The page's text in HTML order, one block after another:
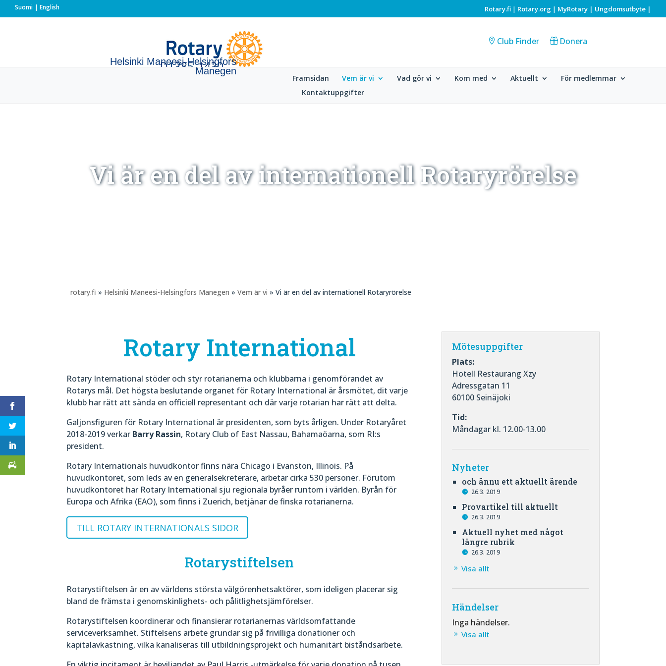
Suomi English Rotary.fi | Rotary.org | MyRotary | Ungdomsutbyte |
Helsinki Maneesi-Helsingfors
Manegen
Club Finder Donera
Framsidan Vem är vi Vad gör vi Kom med Aktuellt
För medlemmar
Kontaktuppgifter
Vi är en del av internationell Rotaryrörelse
rotary.fi » Helsinki Maneesi-Helsingfors Manegen » Vem är vi » Vi är en del av internationell Rotaryrörelse
Rotary International
Rotary International stöder och styr rotarianerna och klubbarna i genomförandet av
Rotarys mål. Det högsta beslutande organet för Rotary International är årsmötet, dit varje
klubb har rätt att sända en officiell representant och där varje rotarian har rätt att delta.
Galjonsfiguren för Rotary International är presidenten, som byts årligen. Under Rotaryåret
2018-2019 verkar Barry Rassin, Rotary Club of East Nassau, Bahamaöarna, som RI:s
president.
Rotary Internationals huvudkontor finns nära Chicago i Evanston, Illinois. På
huvudkontoret, som leds av en generalsekreterare, arbetar cirka 530 personer. Förutom
huvudkontoret har Rotary International sju regionala byråer runtom i världen. Byrån för
Europa och Afrika (EAO), som finns i Zuerich, betjänar de finska rotarianerna.
TILL ROTARY INTERNATIONALS SIDOR
Rotarystiftelsen
Rotarystiftelsen är en av världens största välgörenhetsaktörer, som ideligen placerar sig
bland de främsta i genomskinlighets- och pålitlighetsjämförelser.
Rotarystiftelsen koordinerar och finansierar rotarianernas världsomfattande
serviceverksamhet. Stiftelsens arbete grundar sig på frivilliga donationer och
kapitalavkastning, vilka kanaliseras till utbildningsprojekt och humanitärt biståndsarbete.
Mötesuppgifter
Plats:
Hotell Restaurang Xzy
Adressgatan 11
60100 Seinäjoki
Tid:
Måndagar kl. 12.00-13.00
Nyheter
och ännu ett aktuellt ärende
26.3. 2019
Provartikel till aktuellt
26.3. 2019
Aktuell nyhet med något
längre rubrik
26.3. 2019
Visa allt
Händelser
Inga händelser.
Visa allt